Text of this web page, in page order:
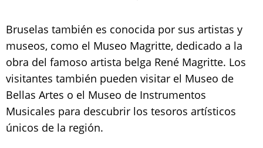
Bruselas también es conocida por sus artistas y
museos, como el Museo Magritte, dedicado a la
obra del famoso artista belga René Magritte. Los
visitantes también pueden visitar el Museo de
Bellas Artes o el Museo de Instrumentos
Musicales para descubrir los tesoros artísticos
únicos de la región.